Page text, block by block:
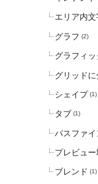
エリア内文
グラフ (2)
グラフィ
グリッド
シェイプ (1)
タブ (1)
パスファイ
プレビュー
ブレンド (1)